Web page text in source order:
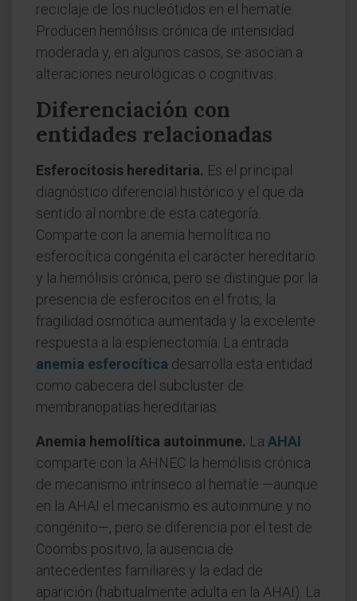
reciclaje de los nucleótidos en el hematíe.
Producen hemólisis crónica de intensidad
moderada y, en algunos casos, se asocian a
alteraciones neurológicas o cognitivas.
Diferenciación con
entidades relacionadas
Esferocitosis hereditaria. Es el principal
diagnóstico diferencial histórico y el que da
sentido al nombre de esta categoría.
Comparte con la anemia hemolítica no
esferocítica congénita el carácter hereditario
y la hemólisis crónica, pero se distingue por la
presencia de esferocitos en el frotis, la
fragilidad osmótica aumentada y la excelente
respuesta a la esplenectomía. La entrada
anemia esferocítica desarrolla esta entidad
como cabecera del subcluster de
membranopatías hereditarias.
Anemia hemolítica autoinmune. La AHAI
comparte con la AHNEC la hemólisis crónica
de mecanismo intrínseco al hematíe —aunque
en la AHAI el mecanismo es autoinmune y no
congénito—, pero se diferencia por el test de
Coombs positivo, la ausencia de
antecedentes familiares y la edad de
aparición (habitualmente adulta en la AHAI). La